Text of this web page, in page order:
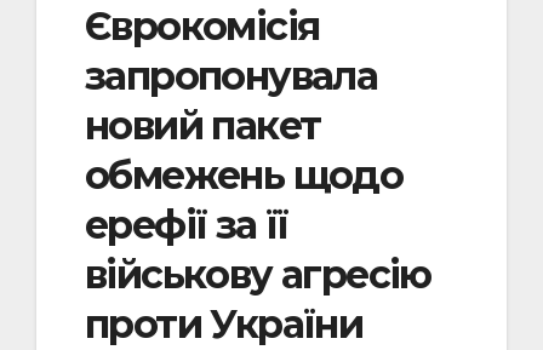
Єврокомісія
запропонувала
новий пакет
обмежень щодо
ерефії за її
військову агресію
проти України